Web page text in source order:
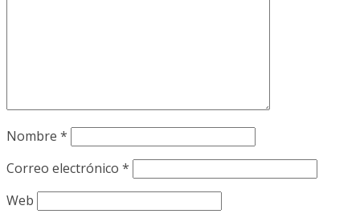
Nombre *
Correo electrónico *
Web